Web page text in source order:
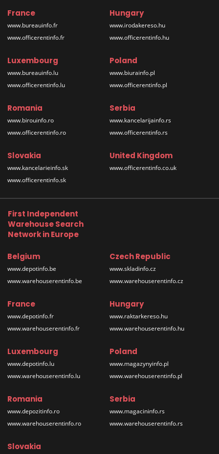
France
www.bureauinfo.fr
www.officerentinfo.fr
Hungary
www.irodakereso.hu
www.officerentinfo.hu
Luxembourg
www.bureauinfo.lu
www.officerentinfo.lu
Poland
www.biurainfo.pl
www.officerentinfo.pl
Romania
www.birouinfo.ro
www.officerentinfo.ro
Serbia
www.kancelarijainfo.rs
www.officerentinfo.rs
Slovakia
www.kancelarieinfo.sk
www.officerentinfo.sk
United Kingdom
www.officerentinfo.co.uk
First Independent
Warehouse Search
Network in Europe
Belgium
www.depotinfo.be
www.warehouserentinfo.be
Czech Republic
www.skladinfo.cz
www.warehouserentinfo.cz
France
www.depotinfo.fr
www.warehouserentinfo.fr
Hungary
www.raktarkereso.hu
www.warehouserentinfo.hu
Luxembourg
www.depotinfo.lu
www.warehouserentinfo.lu
Poland
www.magazynyinfo.pl
www.warehouserentinfo.pl
Romania
www.depozitinfo.ro
www.warehouserentinfo.ro
Serbia
www.magacininfo.rs
www.warehouserentinfo.rs
Slovakia